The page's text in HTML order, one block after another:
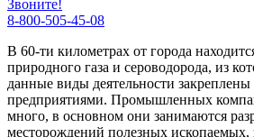
Звоните!
8-800-505-45-08
В 60-ти километрах от города
природного газа и сероводорода, из
данные виды деятельности
предприятиями. Промышленных
много, в основном они занимаются
месторождений полезных